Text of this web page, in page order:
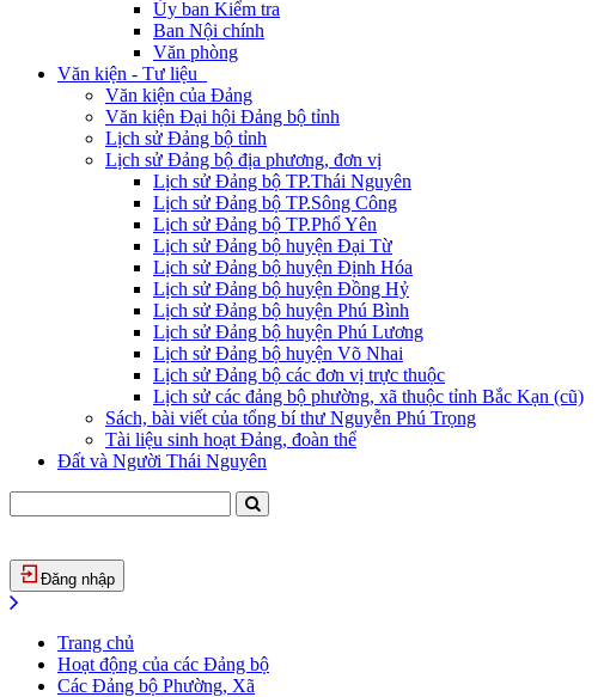
Ủy ban Kiểm tra
Ban Nội chính
Văn phòng
Văn kiện - Tư liệu
Văn kiện của Đảng
Văn kiện Đại hội Đảng bộ tỉnh
Lịch sử Đảng bộ tỉnh
Lịch sử Đảng bộ địa phương, đơn vị
Lịch sử Đảng bộ TP.Thái Nguyên
Lịch sử Đảng bộ TP.Sông Công
Lịch sử Đảng bộ TP.Phổ Yên
Lịch sử Đảng bộ huyện Đại Từ
Lịch sử Đảng bộ huyện Định Hóa
Lịch sử Đảng bộ huyện Đồng Hỷ
Lịch sử Đảng bộ huyện Phú Bình
Lịch sử Đảng bộ huyện Phú Lương
Lịch sử Đảng bộ huyện Võ Nhai
Lịch sử Đảng bộ các đơn vị trực thuộc
Lịch sử các đảng bộ phường, xã thuộc tỉnh Bắc Kạn (cũ)
Sách, bài viết của tổng bí thư Nguyễn Phú Trọng
Tài liệu sinh hoạt Đảng, đoàn thể
Đất và Người Thái Nguyên
Đăng nhập
Trang chủ
Hoạt động của các Đảng bộ
Các Đảng bộ Phường, Xã